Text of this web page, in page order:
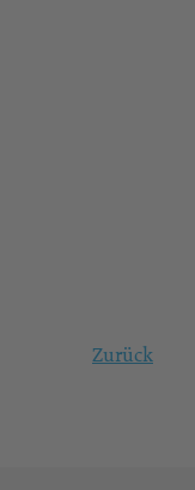
Zurück